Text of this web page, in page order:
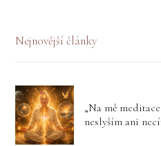
Nejnovější články
„Na mě
neslyším ani